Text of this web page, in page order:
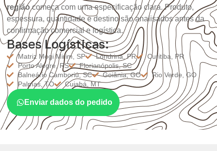
regiãocomeça com uma especificação clara. Produto,
espessura, quantidade e destino são analisados antes da
confirmação comercial e logística.
Bases Logísticas:
Matriz Mogi Mirim, SP Londrina, PR
Curitiba, PR
Porto Alegre, RS
Florianópolis, SC
Balneário Camboriú, SC
Goiânia, GO
Rio Verde, GO
Palmas, TO
Cuiabá, MT
Enviar dados do pedido